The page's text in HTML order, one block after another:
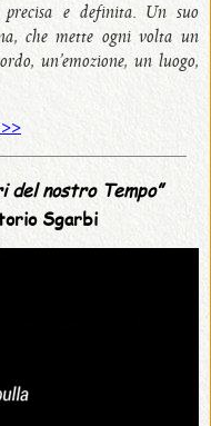
precisa e definita. Un suo
che mette ogni volta un
un’emozione, un luogo,
nostro Tempo”
Sgarbi